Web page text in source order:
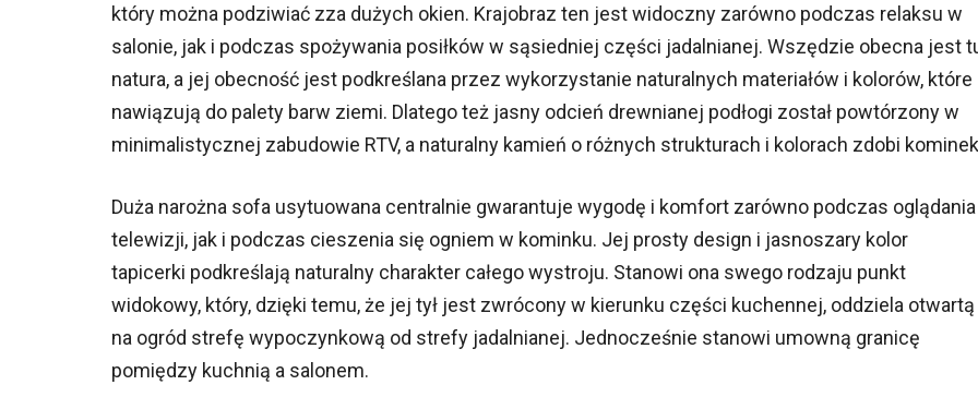
który można podziwiać zza dużych okien. Krajobraz ten jest widoczny zarówno podczas relaksu w
salonie, jak i podczas spożywania posiłków w sąsiedniej części jadalnianej. Wszędzie obecna jest
natura, a jej obecność jest podkreślana przez wykorzystanie naturalnych materiałów i kolorów, które
nawiązują do palety barw ziemi. Dlatego też jasny odcień drewnianej podłogi został powtórzony w
minimalistycznej zabudowie RTV, a naturalny kamień o różnych strukturach i kolorach zdobi
Duża narożna sofa usytuowana centralnie gwarantuje wygodę i komfort zarówno podczas oglądania
telewizji, jak i podczas cieszenia się ogniem w kominku. Jej prosty design i jasnoszary kolor
tapicerki podkreślają naturalny charakter całego wystroju. Stanowi ona swego rodzaju punkt
widokowy, który, dzięki temu, że jej tył jest zwrócony w kierunku części kuchennej, oddziela otwartą
na ogród strefę wypoczynkową od strefy jadalnianej. Jednocześnie stanowi umowną granicę
pomiędzy kuchnią a salonem.